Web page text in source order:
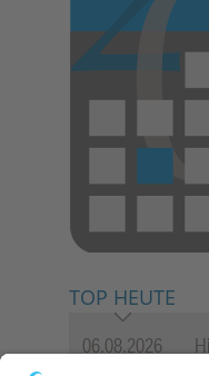
TOP HEUTE
06.08.2026